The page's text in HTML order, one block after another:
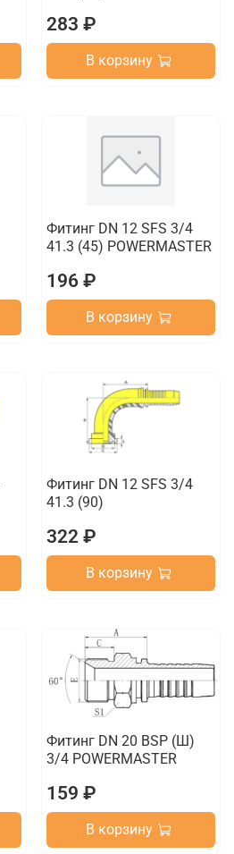
283 ₽
В корзину
Фитинг DN 12 SFS 3/4
41.3 (45) POWERMASTER
196 ₽
В корзину
Фитинг DN 12 SFS 3/4
41.3 (90)
322 ₽
В корзину
Фитинг DN 20 BSP (Ш)
3/4 POWERMASTER
159 ₽
В корзину